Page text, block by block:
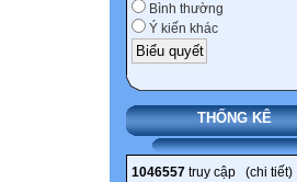
Bình thường
Ý kiến khác
THỐNG KÊ
1046557 truy cập (chi tiết)